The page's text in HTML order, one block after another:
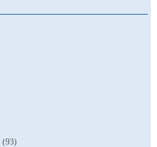
(93)